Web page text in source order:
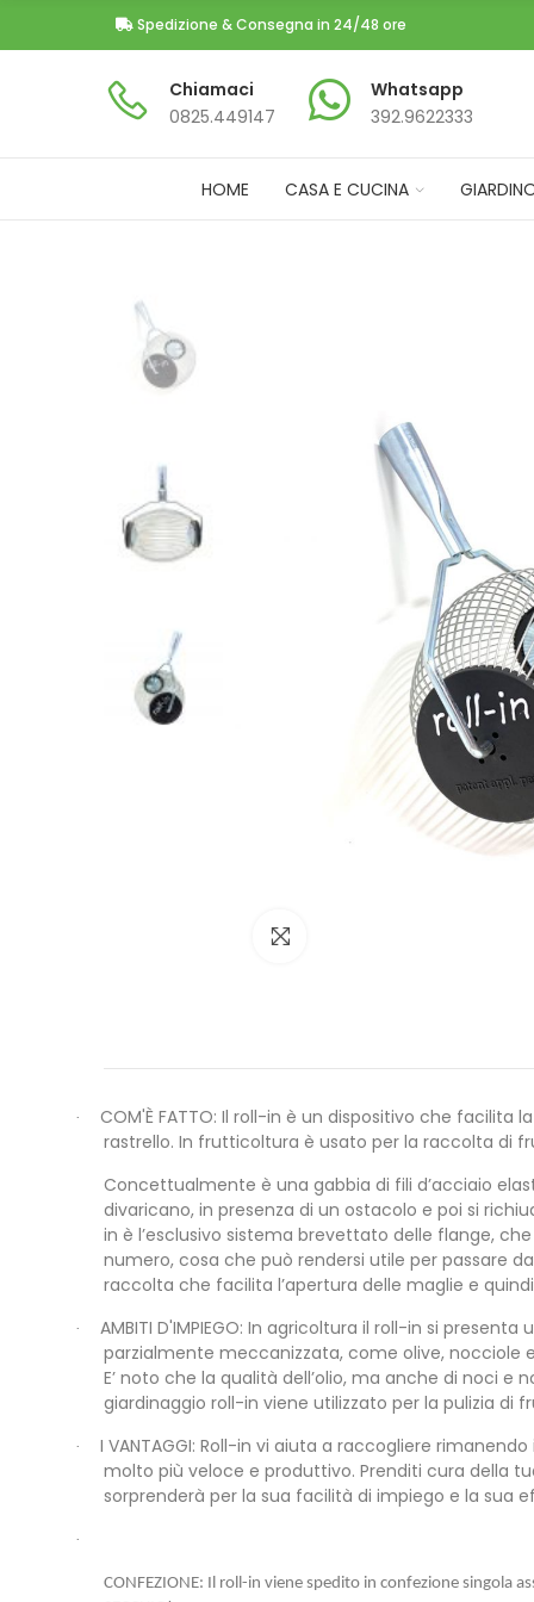
Spedizione & Consegna in 24/48 ore
Chiamaci
0825.449147​
Whatsapp
392.9622333
HOME CASA E CUCINA
·
COM'È FATTO: Il roll-in è un dispositivo che
rastrello. In frutticoltura è usato per la raccolta di
Concettualmente è una gabbia di fili d’acciaio
divaricano, in presenza di un ostacolo e poi si
in è l’esclusivo sistema brevettato delle flange,
numero, cosa che può rendersi utile per passare
raccolta che facilita l’apertura delle maglie e
·
AMBITI D'IMPIEGO: In agricoltura il roll-in si
parzialmente meccanizzata, come olive, nocciole
E’ noto che la qualità dell’olio, ma anche di noci
giardinaggio roll-in viene utilizzato per la pulizia di
·
I VANTAGGI: Roll-in vi aiuta a raccogliere
molto più veloce e produttivo. Prenditi cura della
sorprenderà per la sua facilità di impiego e la sua
·
CONFEZIONE: Il roll-in viene spedito in confezione singola